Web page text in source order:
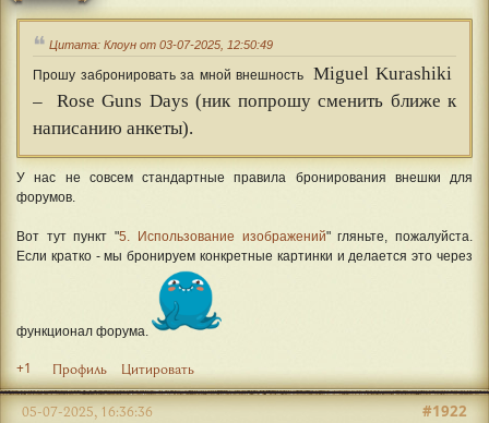
Цитата: Клоун от 03-07-2025, 12:50:49
Прошу забронировать за мной внешность Miguel Kurashiki
– Rose Guns Days (ник попрошу сменить ближе к
написанию анкеты).
У нас не совсем стандартные правила бронирования внешки для
форумов.
Вот тут пункт "5. Использование изображений" гляньте, пожалуйста.
Если кратко - мы бронируем конкретные картинки и делается это через
функционал форума.
+1 Профиль Цитировать
#1922
05-07-2025, 16:36:36